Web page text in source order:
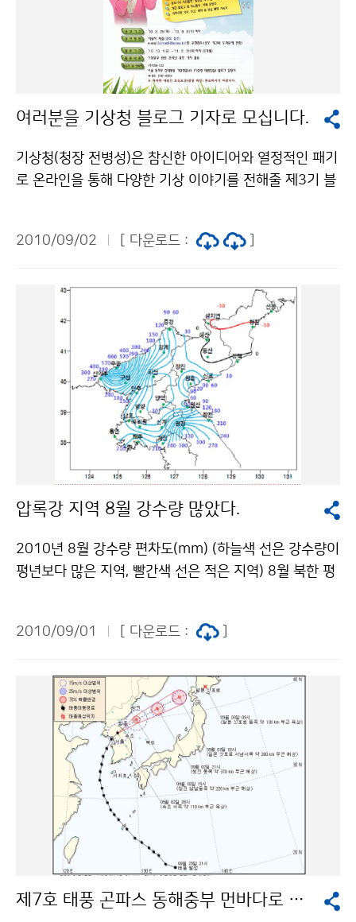
여러분을 기상청 블로그 기자로 모십니다.
기상청(청장 전병성)은 참신한 아이디어와 열정적인 패기
로 온라인을 통해 다양한 기상 이야기를 전해줄 제3기 블
글쓰기를 좋아하는 사람, 개인 블로그, 카페 등 운영 경험
는데 많은 도움이 될 수 있다. 모집인원은 10명, 블로그
기자로 위촉되면 향후 6개월(2010. 10. 1. ～ 2011. 3.
31)동안 현장탐방, 스케치, 인터뷰 등의 취재활동을 통해
국민의 눈높이에서 글·사진·영상물 등 온라인콘텐츠 제
작, 온라인 회의 및 오프라인 회의(월1회)에 참석하여 활
동보고 및 홍보 아이디어 제안 등의 활동을 하게 된다. 활
동기간 동안 소정의 활동 자문료 지급되며, 기상 관련 다
양한 정보 및 기상청 관련 행사 참여 기회를 제공 받게 된
다. 접수기간은 2010년 8월 26일(목)부터 9월 8일(수)
@korea.kr) 및 우편으로 접수하면 된다. 서류심사를 거
o.kr)나 대표블로그(http://blog.daum.net/kma_skyl
ove)를 공지한다. 여러분의 열정과 소중한 경험을 함께
인실 박영주 02-2181-0354기상청 이(가) 창작한 여러
2010/09/02 [ 다운로드 :
압록강 지역 8월 강수량 많았다.
2010년 8월 강수량 편차도(mm) (하늘색 선은 강수량이
평년보다 많은 지역, 빨간색 선은 적은 지역) 8월 북한 평
수풍(892.4mm), 구성(614.3mm), 신의주(487.3m
개성(422.7mm)에서 평년보다 많았으나 함경북도는 평
년보다 강수량이 적었다. 8월 북한 평균 기온은 23.6℃로
평년(22.4℃)보다 1.2℃ 높았으며, 특히, 함경북도에서
평년보다 높았다. 주요지점(평균기온/편차) : 선봉(23.9/
+2.6℃), 청진(24.1/+2.4℃), 김책(23.9/+1.9℃)이다.
강수량이 많았던 원인은 평년에 비해 강하게 발달한 북태
평양고기압과 중국 내륙에서 발달한 차고 건조한 대륙고
기압 사이에서 발생한 정체전선의 영향을 자주 받아 비 오
는 날이 많았다. 주 강수 시기는 압록강 유역은 3회(5～1
5, 23～29일)이며, 8월 21일 수풍지역에서 347mm의
2010/09/01 [ 다운로드 :
제7호 태풍 곤파스 동해중부 먼바다로 물러나